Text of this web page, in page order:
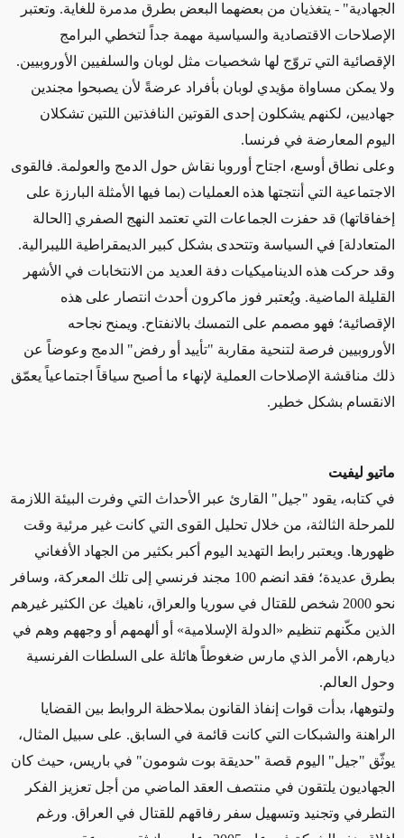
الجهادية" - يتغذيان من بعضهما البعض بطرق مدمرة للغاية. وتعتبر
الإصلاحات الاقتصادية والسياسية مهمة جداً لتخطي البرامج
الإقصائية التي تروّج لها شخصيات مثل لوبان والسلفيين الأوروبيين.
ولا يمكن مساواة مؤيدي لوبان بأفراد عرضةً لأن يصبحوا مجندين
جهاديين، لكنهم يشكلون إحدى القوتين النافذتين اللتين تشكلان
اليوم المعارضة في فرنسا.
وعلى نطاق أوسع، اجتاح أوروبا نقاش حول الدمج والعولمة. فالقوى
الاجتماعية التي أنتجتها هذه العمليات (بما فيها الأمثلة البارزة على
إخفاقاتها) قد حفزت الجماعات التي تعتمد النهج الصفري [الحالة
المتعادلة] في السياسة وتتحدى بشكل كبير الديمقراطية الليبرالية.
وقد حركت هذه الديناميكيات دفة العديد من الانتخابات في الأشهر
القليلة الماضية. ويُعتبر فوز ماكرون أحدث انتصار على هذه
الإقصائية؛ فهو مصمم على التمسك بالانفتاح. ويمنح نجاحه
الأوروبيين فرصة لتنحية مقاربة "تأييد أو رفض" الدمج وعوضاً عن
ذلك مناقشة الإصلاحات العملية لإنهاء ما أصبح سياقاً اجتماعياً يعمّق
الانقسام بشكل خطير.
ماتيو ليفيت
في كتابه، يقود "جيل" القارئ عبر الأحداث التي وفرت البيئة اللازمة
للمرحلة الثالثة، من خلال تحليل القوى التي كانت غير مرئية وقت
ظهورها. ويعتبر رابط التهديد اليوم أكبر بكثير من الجهاد الأفغاني
بطرق عديدة؛ فقد انضم 100 مجند فرنسي إلى تلك المعركة، وسافر
نحو 2000 شخص للقتال في سوريا والعراق، ناهيك عن الكثير غيرهم
الذين مكّنهم تنظيم «الدولة الإسلامية» أو ألهمهم أو وجههم وهم في
ديارهم، الأمر الذي مارس ضغوطاً هائلة على السلطات الفرنسية
وحول العالم.
ولتوهها، بدأت قوات إنفاذ القانون بملاحظة الروابط بين القضايا
الراهنة والشبكات التي كانت قائمة في السابق. على سبيل المثال،
يوثّق "جيل" اليوم قصة "حديقة بوت شومون" في باريس، حيث كان
الجهاديون يلتقون في منتصف العقد الماضي من أجل تعزيز الفكر
التطرفي وتجنيد وتسهيل سفر رفاقهم للقتال في العراق. ورغم